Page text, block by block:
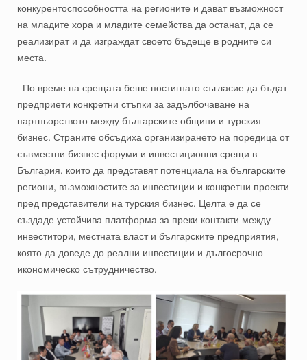
конкурентоспособността на регионите и дават възможност
на младите хора и младите семейства да останат, да се
реализират и да изграждат своето бъдеще в родните си
места.
По време на срещата беше постигнато съгласие да бъдат
предприети конкретни стъпки за задълбочаване на
партньорството между българските общини и турския
бизнес. Страните обсъдиха организирането на поредица от
съвместни бизнес форуми и инвестиционни срещи в
България, които да представят потенциала на българските
региони, възможностите за инвестиции и конкретни проекти
пред представители на турския бизнес. Целта е да се
създаде устойчива платформа за преки контакти между
инвеститори, местната власт и българските предприятия,
която да доведе до реални инвестиции и дългосрочно
икономическо сътрудничество.